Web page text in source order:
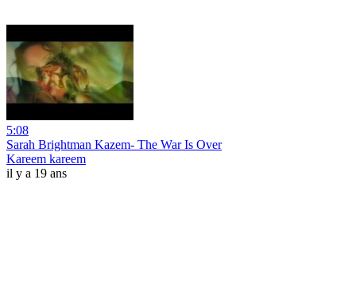
5:08
Sarah Brightman Kazem- The War Is Over
Kareem kareem
il y a 19 ans